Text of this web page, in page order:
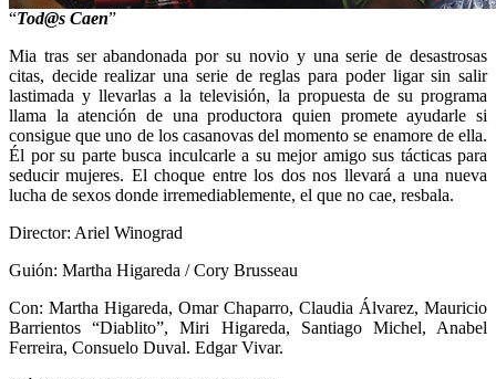
“Tod@s Caen”
Mia tras ser abandonada por su novio y una serie de desastrosas
citas, decide realizar una serie de reglas para poder ligar sin salir
lastimada y llevarlas a la televisión, la propuesta de su programa
llama la atención de una productora quien promete ayudarle si
consigue que uno de los casanovas del momento se enamore de ella.
Él por su parte busca inculcarle a su mejor amigo sus tácticas para
seducir mujeres. El choque entre los dos nos llevará a una nueva
lucha de sexos donde irremediablemente, el que no cae, resbala.
Director: Ariel Winograd
Guión: Martha Higareda / Cory Brusseau
Con: Martha Higareda, Omar Chaparro, Claudia Álvarez, Mauricio
Barrientos “Diablito”, Miri Higareda, Santiago Michel, Anabel
Ferreira, Consuelo Duval. Edgar Vivar.